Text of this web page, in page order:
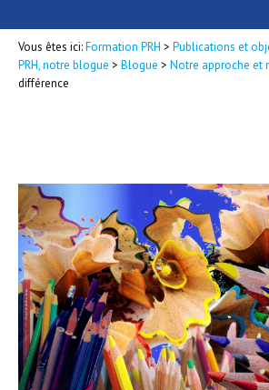
Vous êtes ici:Formation PRH > Publications et
PRH, notre blogue > Blogue > Notre approche et
différence